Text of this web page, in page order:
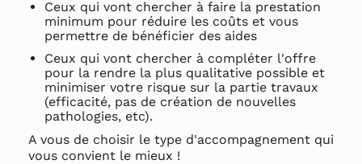
Ceux qui vont chercher à faire la prestation
minimum pour réduire les coûts et vous
permettre de bénéficier des aides
Ceux qui vont chercher à compléter l'offre
pour la rendre la plus qualitative possible et
minimiser votre risque sur la partie travaux
(efficacité, pas de création de nouvelles
pathologies, etc).
A vous de choisir le type d'accompagnement qui
vous convient le mieux !